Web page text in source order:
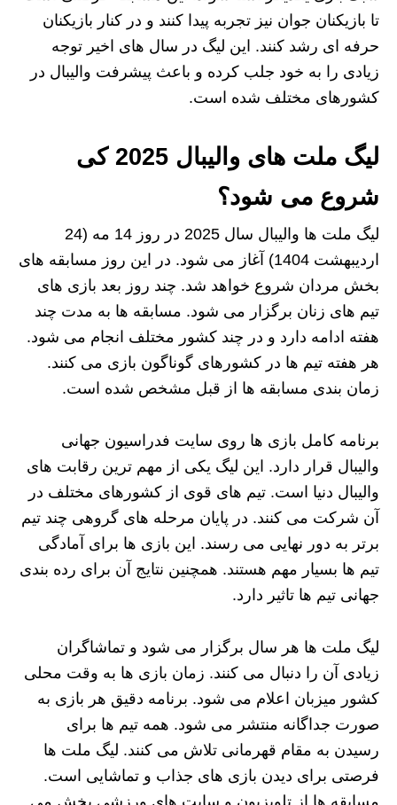
تا بازیکنان جوان نیز تجربه پیدا کنند و در کنار بازیکنان
حرفه‌ ای رشد کنند. این لیگ در سال‌ های اخیر توجه
زیادی را به خود جلب کرده و باعث پیشرفت والیبال در
کشورهای مختلف شده است.
لیگ ملت های والیبال 2025 کی
شروع می شود؟
لیگ ملت‌ ها والیبال سال 2025 در روز 14 مه (24
اردیبهشت 1404) آغاز می‌ شود. در این روز مسابقه‌ های
بخش مردان شروع خواهد شد. چند روز بعد بازی‌ های
تیم‌ های زنان برگزار می‌ شود. مسابقه‌ ها به مدت چند
هفته ادامه دارد و در چند کشور مختلف انجام می‌ شود.
هر هفته تیم‌ ها در کشورهای گوناگون بازی می‌ کنند.
زمان‌ بندی مسابقه‌ ها از قبل مشخص شده است.
برنامه‌ کامل بازی‌ ها روی سایت فدراسیون جهانی
والیبال قرار دارد. این لیگ یکی از مهم‌ ترین رقابت‌ های
والیبال دنیا است. تیم‌ های قوی از کشورهای مختلف در
آن شرکت می‌ کنند. در پایان مرحله‌ های گروهی چند تیم
برتر به دور نهایی می‌ رسند. این بازی‌ ها برای آمادگی
تیم‌ ها بسیار مهم هستند. همچنین نتایج آن برای رده‌ بندی
جهانی تیم‌ ها تاثیر دارد.
لیگ ملت‌ ها هر سال برگزار می‌ شود و تماشاگران
زیادی آن را دنبال می‌ کنند. زمان بازی‌ ها به وقت محلی
کشور میزبان اعلام می‌ شود. برنامه‌ دقیق هر بازی به
صورت جداگانه منتشر می‌ شود. همه‌ تیم‌ ها برای
رسیدن به مقام قهرمانی تلاش می‌ کنند. لیگ ملت‌ ها
فرصتی برای دیدن بازی‌ های جذاب و تماشایی است.
مسابقه‌ ها از تلویزیون و سایت‌ های ورزشی پخش می‌